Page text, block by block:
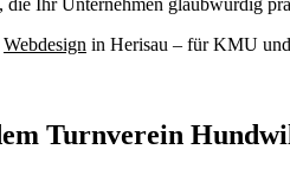
Webdesign in Herisau – für KMU und
Turnverein